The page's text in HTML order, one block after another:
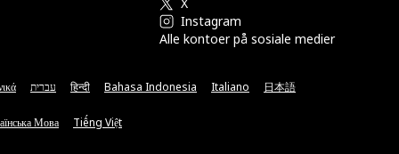
Instagram
Alle kontoer på sosiale medier
עברית हिन्दी Bahasa Indonesia Italiano 日本語
Мова Tiếng Việt